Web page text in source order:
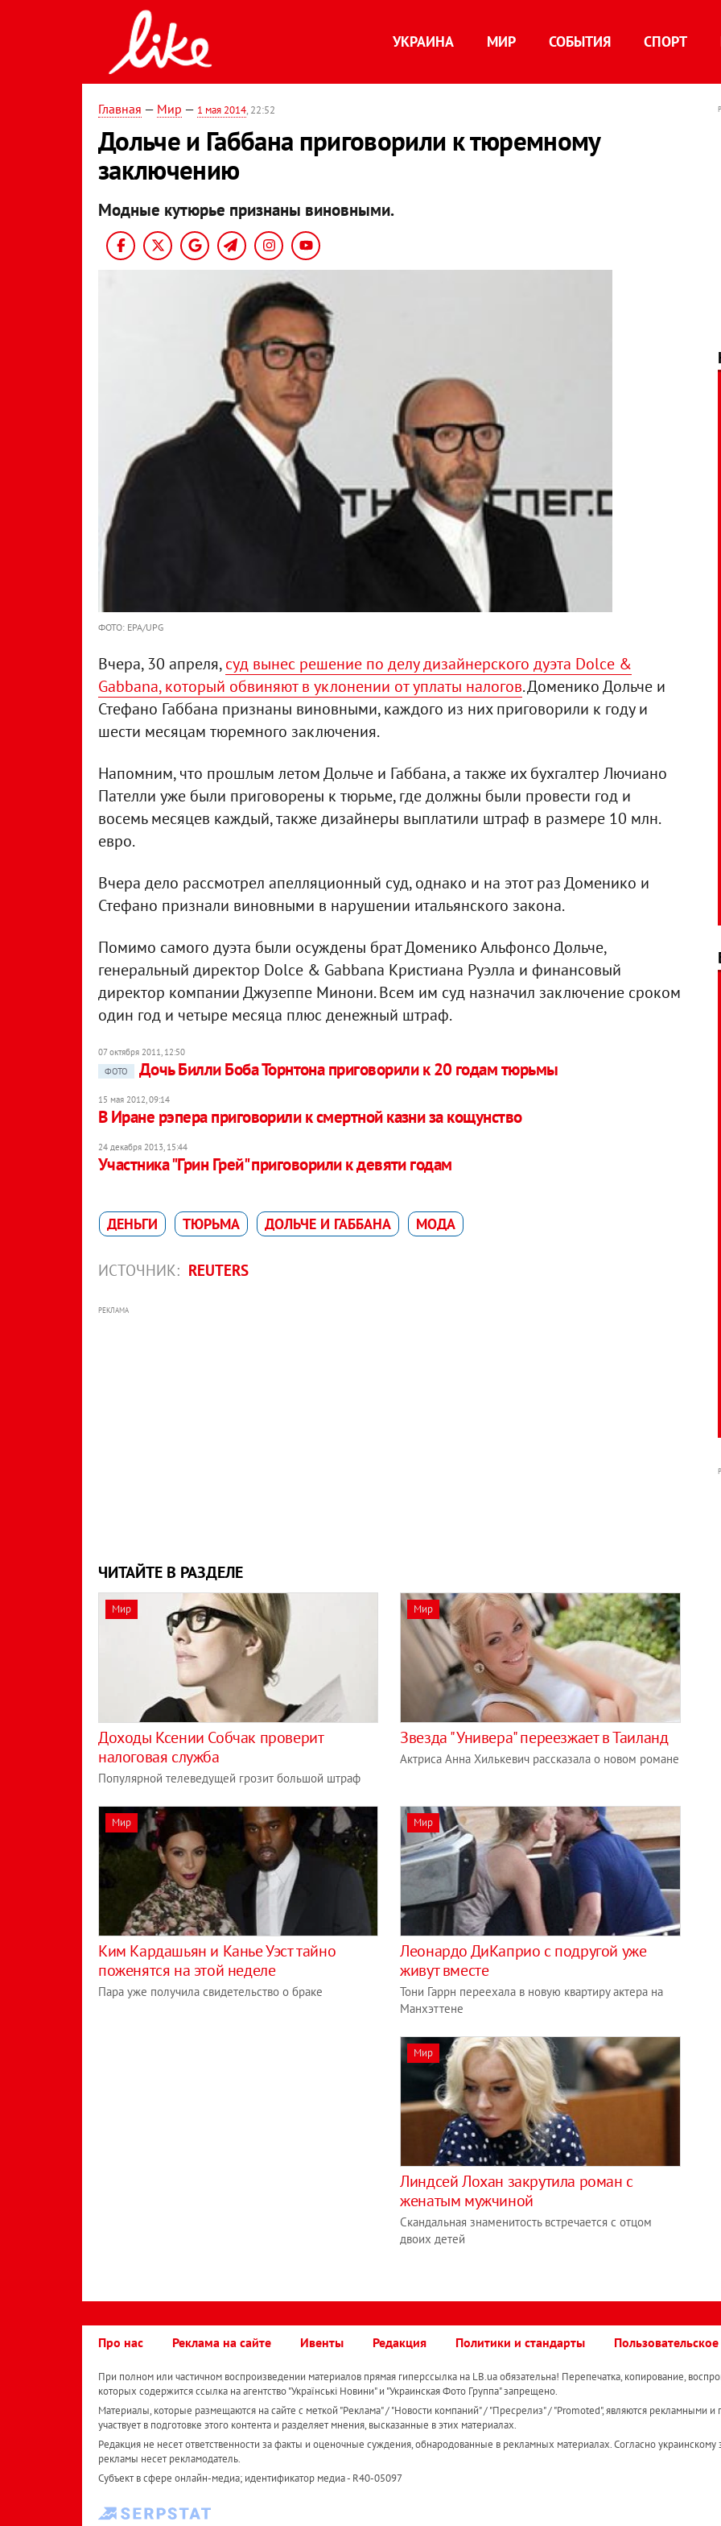
УКРАИНА МИР СОБЫТИЯ СПОРТ
Главная — Мир — 1 мая 2014, 22:52
Дольче и Габбана приговорили к тюремному
заключению
Модные кутюрье признаны виновными.
ФОТО: EPA/UPG
Вчера, 30 апреля,суд вынес решение по делу дизайнерского дуэта Dolce &
Gabbana, который обвиняют в уклонении от уплаты налогов. Доменико Дольче и
Стефано Габбана признаны виновными, каждого из них приговорили к году и
шести месяцам тюремного заключения.
Напомним, что прошлым летом Дольче и Габбана, а также их бухгалтер Лючиано
Пателли уже были приговорены к тюрьме, где должны были провести год и
восемь месяцев каждый, также дизайнеры выплатили штраф в размере 10 млн.
евро.
Вчера дело рассмотрел апелляционный суд, однако и на этот раз Доменико и
Стефано признали виновными в нарушении итальянского закона.
Помимо самого дуэта были осуждены брат Доменико Альфонсо Дольче,
генеральный директор Dolce & Gabbana Кристиана Руэлла и финансовый
директор компании Джузеппе Минони. Всем им суд назначил заключение сроком
один год и четыре месяца плюс денежный штраф.
07 октября 2011, 12:50
ФОТО
Дочь Билли Боба Торнтона приговорили к 20 годам тюрьмы
15 мая 2012, 09:14
В Иране рэпера приговорили к смертной казни за кощунство
24 декабря 2013, 15:44
Участника "Грин Грей" приговорили к девяти годам
ДЕНЬГИ ТЮРЬМА ДОЛЬЧЕ И ГАББАНА МОДА
ИСТОЧНИК: REUTERS
РЕКЛАМА
ЧИТАЙТЕ В РАЗДЕЛЕ
Мир
Доходы Ксении Собчак проверит
налоговая служба
Популярной телеведущей грозит большой штраф
Мир
Звезда "Универа" переезжает в Таиланд
Актриса Анна Хилькевич рассказала о новом романе
Мир
Ким Кардашьян и Канье Уэст тайно
поженятся на этой неделе
Пара уже получила свидетельство о браке
Мир
Леонардо ДиКаприо с подругой уже
живут вместе
Тони Гаррн переехала в новую квартиру актера на
Манхэттене
Мир
Линдсей Лохан закрутила роман с
женатым мужчиной
Скандальная знаменитость встречается с отцом
двоих детей
Про нас Реклама на сайте Ивенты Редакция Политики и стандарты
При полном или частичном воспроизведении материалов прямая гиперссылка на LB.ua обязательна! Перепечатка, копирование,
которых содержится ссылка на агентство "Українськi Новини" и "Украинская Фото Группа" запрещено.
Материалы, которые размещаются на сайте с меткой "Реклама" / "Новости компаний" / "Пресрелиз" / "Promoted", являются рекламными и
участвует в подготовке этого контента и разделяет мнения, высказанные в этих материалах.
Редакция не несет ответственности за факты и оценочные суждения, обнародованные в рекламных материалах. Согласно украинскому
рекламы несет рекламодатель.
Субъект в сфере онлайн-медиа; идентификатор медиа - R40-05097